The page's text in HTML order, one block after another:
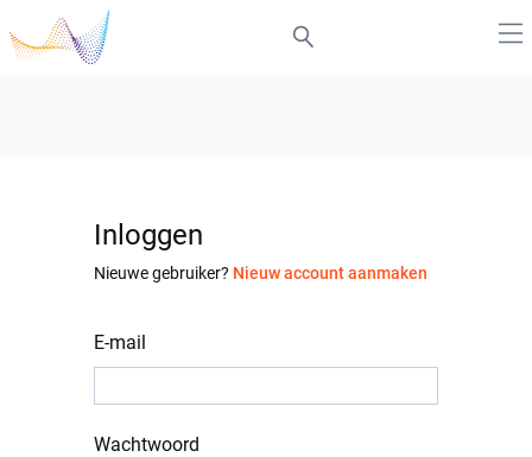
Inloggen
Nieuwe gebruiker? Nieuw account aanmaken
E-mail
Wachtwoord